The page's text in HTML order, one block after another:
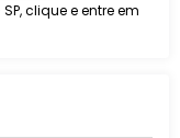
clique e entre em